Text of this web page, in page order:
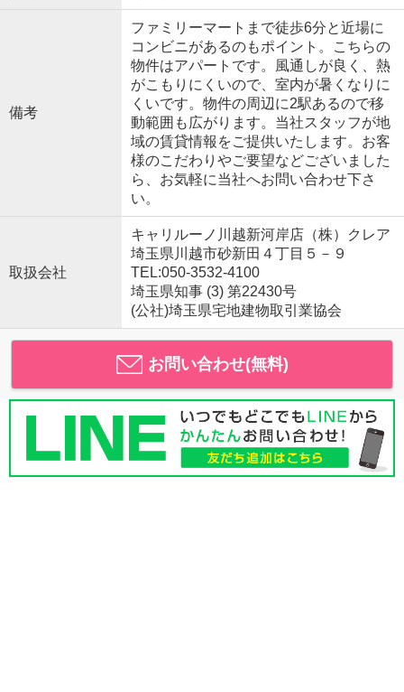
備考
ファミリーマートまで徒歩6分と近場に
コンビニがあるのもポイント。こちらの
物件はアパートです。風通しが良く、熱
がこもりにくいので、室内が暑くなりに
くいです。物件の周辺に2駅あるので移
動範囲も広がります。当社スタッフが地
域の賃貸情報をご提供いたします。お客
様のこだわりやご要望などございました
ら、お気軽に当社へお問い合わせ下さ
い。
取扱会社
キャリルーノ川越新河岸店（株）クレア
埼玉県川越市砂新田４丁目５－９
TEL:050-3532-4100
埼玉県知事 (3) 第22430号
(公社)埼玉県宅地建物取引業協会
お問い合わせ(無料)